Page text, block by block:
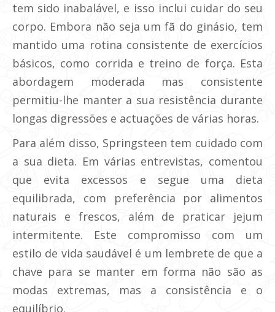
tem sido inabalável, e isso inclui cuidar do seu
corpo. Embora não seja um fã do ginásio, tem
mantido uma rotina consistente de exercícios
básicos, como corrida e treino de força. Esta
abordagem moderada mas consistente
permitiu-lhe manter a sua resistência durante
longas digressões e actuações de várias horas.
Para além disso, Springsteen tem cuidado com
a sua dieta. Em várias entrevistas, comentou
que evita excessos e segue uma dieta
equilibrada, com preferência por alimentos
naturais e frescos, além de praticar jejum
intermitente. Este compromisso com um
estilo de vida saudável é um lembrete de que a
chave para se manter em forma não são as
modas extremas, mas a consistência e o
equilíbrio.